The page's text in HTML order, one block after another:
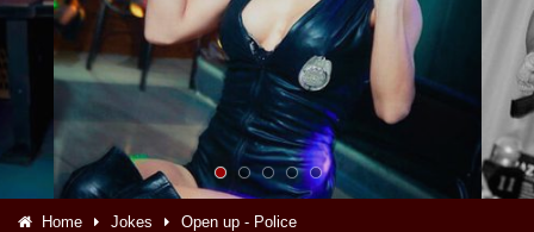
Home Jokes Open up - Police